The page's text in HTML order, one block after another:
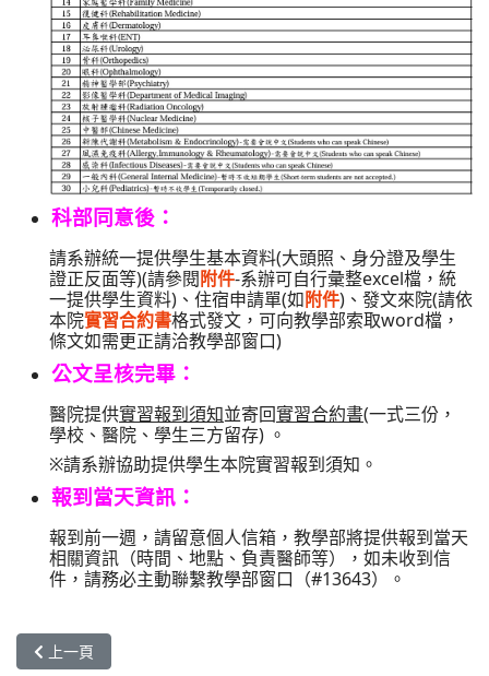
科部同意後：
請系辦統一提供學生基本資料(大頭照、身分證及學生
證正反面等)(請參閱附件-系辦可自行彙整excel檔，統
一提供學生資料)、 住宿申請單(如附件)、發文來院(請依
本院實習合約書格式發文，可向教學部索取word檔，
條文如需更正請洽教學部窗口)
公文呈核完畢：
醫院提供實習報到須知並寄回實習合約書(一式三份，
學校、醫院、學生三方留存) 。
※請系辦協助提供學生本院實習報到須知。
報到當天資訊：
報到前一週，請留意個人信箱，教學部將提供報到當天
相關資訊（時間、地點、負責醫師等），如未收到信
件，請務必主動聯繫教學部窗口（#13643）。
上一篇文章: 國內實習醫學生之報到與離院
上一頁